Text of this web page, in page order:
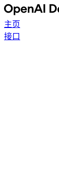
主页
接口